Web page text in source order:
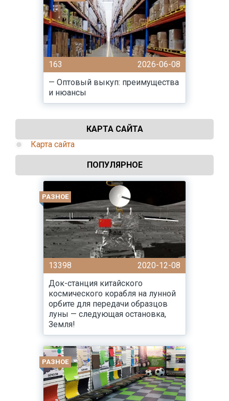
163
2026-06-08
— Оптовый выкуп: преимущества
и нюансы
КАРТА САЙТА
Карта сайта
ПОПУЛЯРНОЕ
РАЗНОЕ
13398
2020-12-08
Док-станция китайского
космического корабля на лунной
орбите для передачи образцов
луны — следующая остановка,
Земля!
РАЗНОЕ